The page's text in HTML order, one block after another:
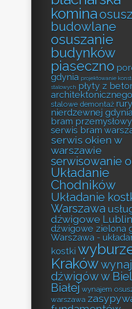
komina
budowlane
osuszanie
budynków
piaseczno
gdynia projektowanie
stalowych płyty z
architektonicznego
stalowe demontaż
nierdzewnej gdynia
bram
serwis bram
serwis okien w
warszawie
serwisowanie
Układanie
Chodników
Układanie
Warszawa
dźwigowe Lublin
dźwigowe zielona
Warszawa -
kostki
Kraków
dźwigów w
Białej wynajem
warszawa